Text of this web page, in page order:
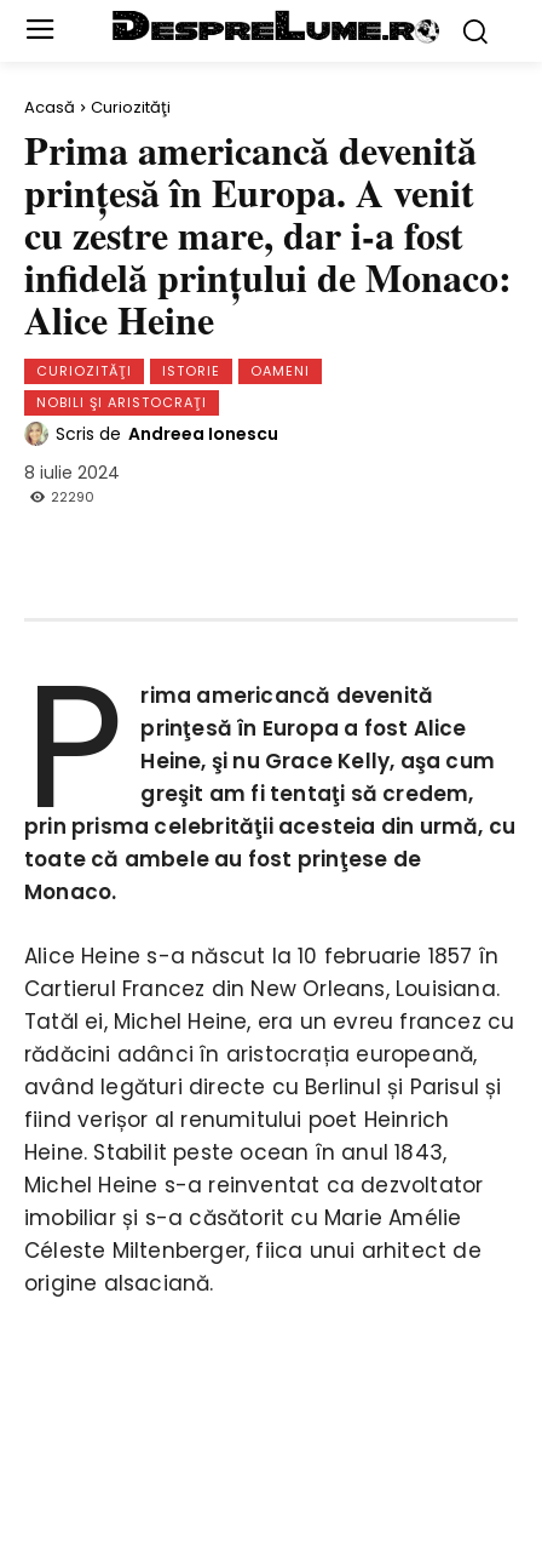
Acasă Curiozităţi
Prima americancă devenită
prinţesă în Europa. A venit
cu zestre mare, dar i-a fost
infidelă prinţului de Monaco:
Alice Heine
CURIOZITĂŢI ISTORIE
OAMENI
NOBILI ŞI ARISTOCRAŢI
Scris de Andreea Ionescu
8 iulie 2024
22290
P
rima americancă devenită
prinţesă în Europa a fost Alice
Heine, şi nu Grace Kelly, aşa cum
greşit am fi tentaţi să credem,
prin prisma celebrităţii acesteia din urmă, cu
toate că ambele au fost prinţese de
Monaco.
Alice Heine s-a născut la 10 februarie 1857 în
Cartierul Francez din New Orleans, Louisiana.
Tatăl ei, Michel Heine, era un evreu francez cu
rădăcini adânci în aristocrația europeană,
având legături directe cu Berlinul și Parisul și
fiind verișor al renumitului poet Heinrich
Heine. Stabilit peste ocean în anul 1843,
Michel Heine s-a reinventat ca dezvoltator
imobiliar și s-a căsătorit cu Marie Amélie
Céleste Miltenberger, fiica unui arhitect de
origine alsaciană.